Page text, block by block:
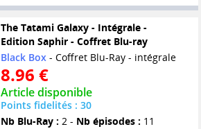
The Tatami Galaxy - Intégrale -
Edition Saphir - Coffret Blu-ray
Black Box- Coffret Blu-Ray - intégrale
8.96 €
Article disponible
Points fidelités : 30
Nb Blu-Ray : 2 - Nb épisodes : 11